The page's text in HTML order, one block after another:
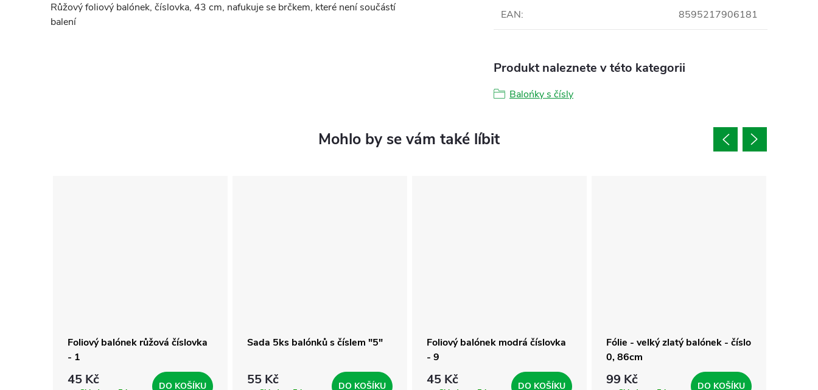
Růžový foliový balónek, číslovka, 43 cm, nafukuje se brčkem, které není součástí
balení
EAN: 8595217906181
Produkt naleznete v této kategorii
Balońky s čísly
Foliový balónek růžová číslovka
- 1
45 Kč DO KOŠÍKU
Sada 5ks balónků s číslem "5"
55 Kč DO KOŠÍKU
Foliový balónek modrá číslovka
- 9
45 Kč DO KOŠÍKU
Fólie - velký zlatý balónek - číslo
0, 86cm
99 Kč DO KOŠÍKU